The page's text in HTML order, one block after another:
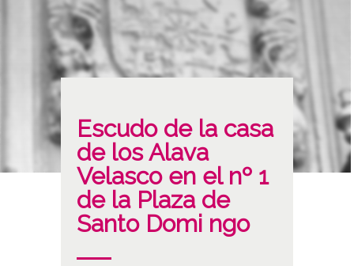
Escudo de la casa
de los Alava
Velasco en el nº 1
de la Plaza de
Santo Domi ngo